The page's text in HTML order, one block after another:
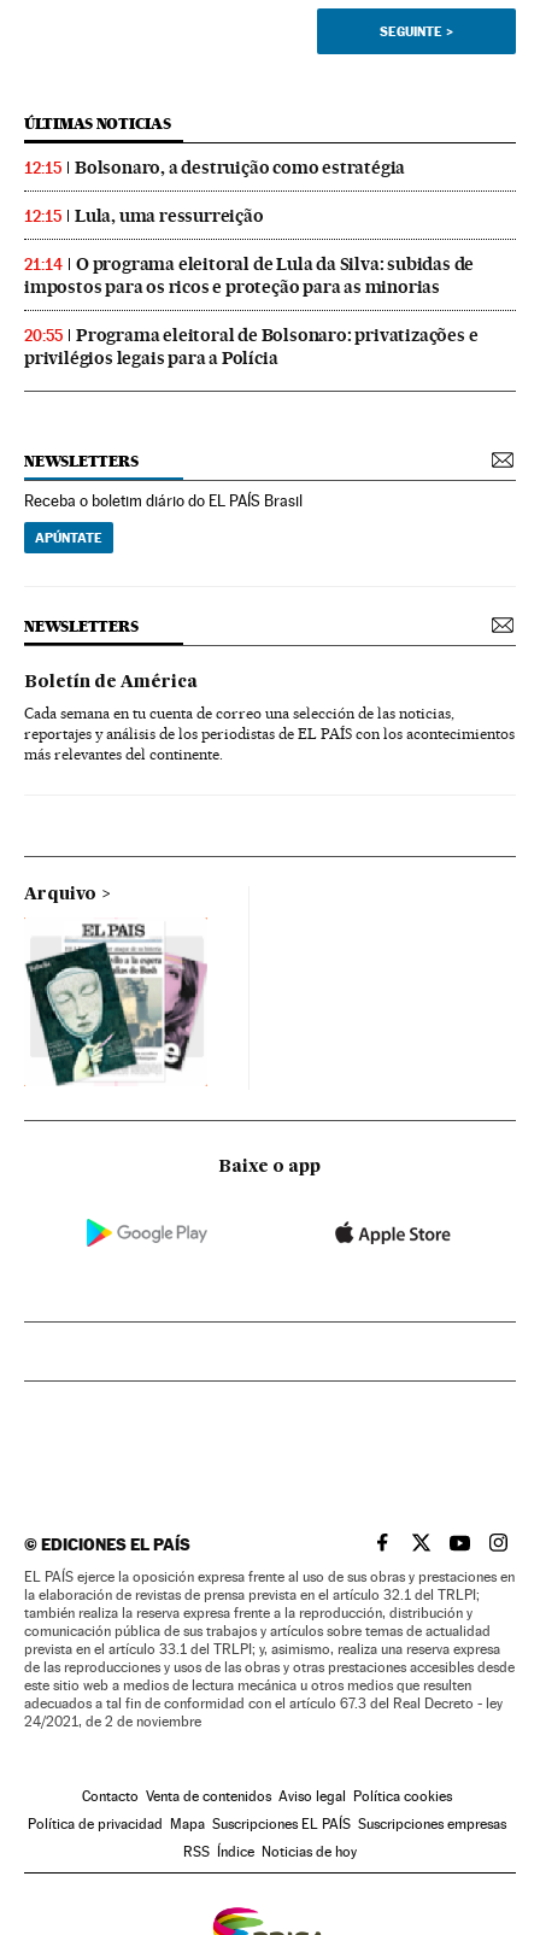
SEGUINTE >
ÚLTIMAS NOTICIAS
12:15 Bolsonaro, a destruição como estratégia
12:15 Lula, uma ressurreição
21:14
O programa eleitoral de Lula da Silva: subidas de
impostos para os ricos e proteção para as minorias
20:55
Programa eleitoral de Bolsonaro: privatizações e
privilégios legais para a Polícia
NEWSLETTERS
Receba o boletim diário do EL PAÍS Brasil
APÚNTATE
NEWSLETTERS
Boletín de América
Cada semana en tu cuenta de correo una selección de las noticias,
reportajes y análisis de los periodistas de EL PAÍS con los acontecimientos
más relevantes del continente.
Arquivo
Baixe o app
©EDICIONES EL PAÍS EL PAÍS BRASIL EN
EL PAÍSEL PAÍS
EL
EL PAÍS ejerce la oposición expresa frente al uso de sus obras y prestaciones en
la elaboración de revistas de prensa prevista en el artículo 32.1 del TRLPI;
también realiza la reserva expresa frente a la reproducción, distribución y
comunicación pública de sus trabajos y artículos sobre temas de actualidad
prevista en el artículo 33.1 del TRLPI; y, asimismo, realiza una reserva expresa
de las reproducciones y usos de las obras y otras prestaciones accesibles desde
este sitio web a medios de lectura mecánica u otros medios que resulten
adecuados a tal fin de conformidad con el artículo 67.3 del Real Decreto - ley
24/2021, de 2 de noviembre
Contacto Venta de contenidos Aviso legal
Política cookies
Política de privacidad
Mapa Suscripciones EL PAÍS Suscripciones empresas
RSS
Índice Noticias de hoy